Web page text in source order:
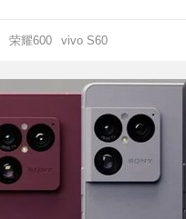
荣耀600 vivo S60